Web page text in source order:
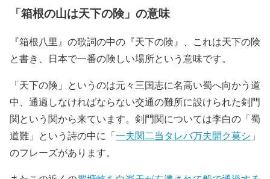
「箱根の山は天下の険」の意味
『箱根八里』の歌詞の中の『天下の険』、これは天下の険
と書き、日本で一番の険しい場所という意味です。
「天下の険」というのは元々三国志に名高い蜀へ向かう道
中、通過しなければならない交通の難所に設けられた剣門
関という関から来ています。剣門関については李白の「蜀
道難」という詩の中に「一夫関二当タレバ万夫開ク莫シ 」
のフレーズがあります。